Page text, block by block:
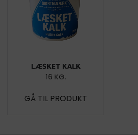
LÆSKET KALK
16 KG.
GÅ TIL PRODUKT